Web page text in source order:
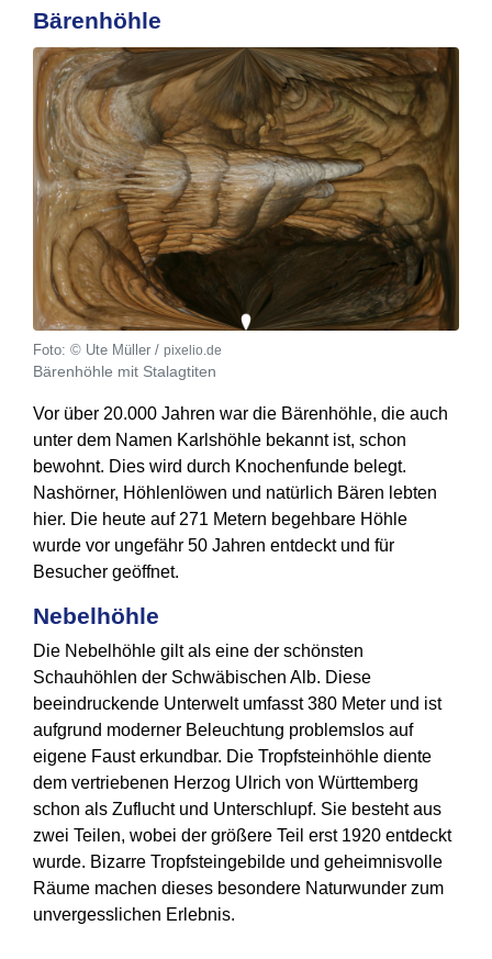
Bärenhöhle
© Ute Müller / pixelio.de
Bärenhöhle mit Stalagtiten
Vor über 20.000 Jahren war die Bärenhöhle, die auch
unter dem Namen Karlshöhle bekannt ist, schon
bewohnt. Dies wird durch Knochenfunde belegt.
Nashörner, Höhlenlöwen und natürlich Bären lebten
hier. Die heute auf 271 Metern begehbare Höhle
wurde vor ungefähr 50 Jahren entdeckt und für
Besucher geöffnet.
Nebelhöhle
Die Nebelhöhle gilt als eine der schönsten
Schauhöhlen der Schwäbischen Alb. Diese
beeindruckende Unterwelt umfasst 380 Meter und ist
aufgrund moderner Beleuchtung problemslos auf
eigene Faust erkundbar. Die Tropfsteinhöhle diente
dem vertriebenen Herzog Ulrich von Württemberg
schon als Zuflucht und Unterschlupf. Sie besteht aus
zwei Teilen, wobei der größere Teil erst 1920 entdeckt
wurde. Bizarre Tropfsteingebilde und geheimnisvolle
Räume machen dieses besondere Naturwunder zum
unvergesslichen Erlebnis.